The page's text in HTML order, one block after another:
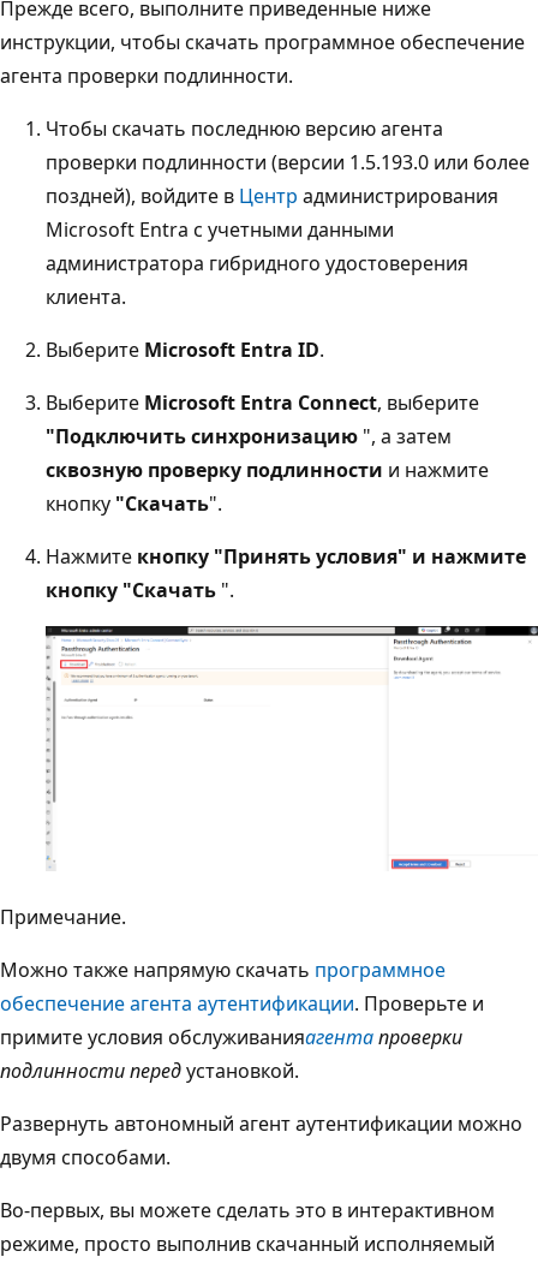
Прежде всего, выполните приведенные ниже
инструкции, чтобы скачать программное обеспечение
агента проверки подлинности.
Чтобы скачать последнюю версию агента
проверки подлинности (версии 1.5.193.0 или более
поздней), войдите в Центр администрирования
Microsoft Entra с учетными данными
администратора гибридного удостоверения
клиента.
Выберите Microsoft Entra ID.
Выберите Microsoft Entra Connect, выберите
"Подключить синхронизацию ", а затем
сквозную проверку подлинности и нажмите
кнопку "Скачать".
Нажмите кнопку "Принять условия" и нажмите
кнопку "Скачать ".
Примечание.
Можно также напрямую скачать программное
обеспечение агента аутентификации. Проверьте и
примите условия обслуживанияагентапроверки
подлинности передустановкой.
Развернуть автономный агент аутентификации можно
двумя способами.
Во-первых, вы можете сделать это в интерактивном
режиме, просто выполнив скачанный исполняемый